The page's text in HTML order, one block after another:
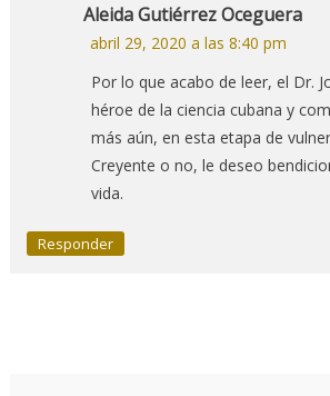
Aleida Gutiérrez Oceguera
abril 29, 2020 a las 8:40 pm
Por lo que acabo de leer, el Dr.
héroe de la ciencia cubana y
más aún, en esta etapa de
Creyente o no, le deseo
vida.
Responder